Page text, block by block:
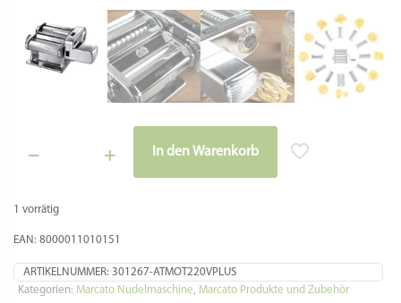
1 vorrätig
Marcato
Atlas+
-
inkl.
Motor
Menge
In den Warenkorb
Alternative:
EAN: 8000011010151
ARTIKELNUMMER: 301267-ATMOT220VPLUS
Kategorien: Marcato Nudelmaschine, Marcato Produkte und Zubehör